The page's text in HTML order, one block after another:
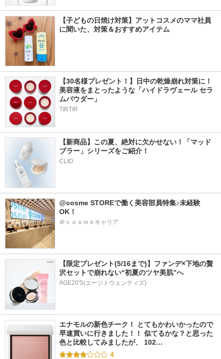
【子どもの日焼け対策】アットコスメのママ社員
に聞いた、対策＆おすすめアイテム
【30名様プレゼント！】日中の乾燥崩れ対策に！
美容液をまとったような「ハイドラヴェール セラ
ムパウダー」
TIRTIR
【新商品】この夏、絶対に欠かせない！「マッド
ブラー」シリーズをご紹介！
CLIO
@cosme STOREで働く美容部員特集♪未経験
OK！
＠ｃｏｓｍｅキャリア
【限定プレゼント(5/16まで)】ファンデ×下地の贅
沢セットで崩れない“初夏のツヤ美肌”へ
AGE20'S(エージトウェンティズ)
エナモルの新色チーク！ とてもかわいかったので
早速買いに行きました！！ 似てるかな？と思った
色と比較してみましたが、 102…
4